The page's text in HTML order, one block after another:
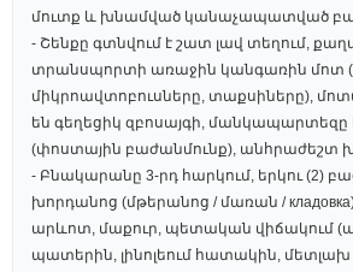
մուտք և խնամված կանաչապատված
- Շենքը գտնվում է շատ լավ տեղում,
տրանսպորտի առաջին կանգառին մոտ
միկրոավտոբուսները, տաքսիները),
են գեղեցիկ զբոսայգի,
(փոստային բաժանմունք), անհրաժեշտ
- Բնակարանը 3-րդ հարկում, երկու (2)
խորդանոց (մթերանոց / մառան /
արևոտ, մաքուր, պետական վիճակում
պատերին, լինոլեում հատակին,